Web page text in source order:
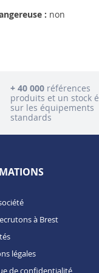
: non
+ 40 000 références
produits et un stock
sur les équipements
standards
à Brest
légales
de confidentialité